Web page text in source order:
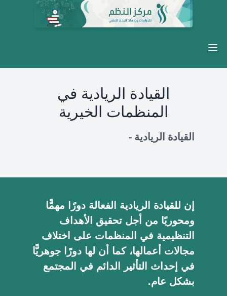
Open main menu
القيادة الريادية في
المنظمات الخيرية
القيادة الريادية -
إن للقيادة الريادية الفعالة دورًا مهمًّا
ومحوريًا من أجل تحقيق الأهداف
التنظيمية في المنظمات على اختلاف
مجالات أعمالها، كما أن لها دورًا جوهريًّا
في إحداث التأثير الدائم في المجتمع
بشكل عام.